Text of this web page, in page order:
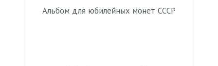
Альбом для юбилейных монет СССР